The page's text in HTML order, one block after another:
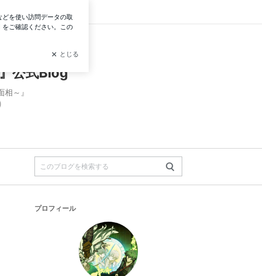
of Laplace』公式Blog
ログイン
公式Blog
～』
プロフィール